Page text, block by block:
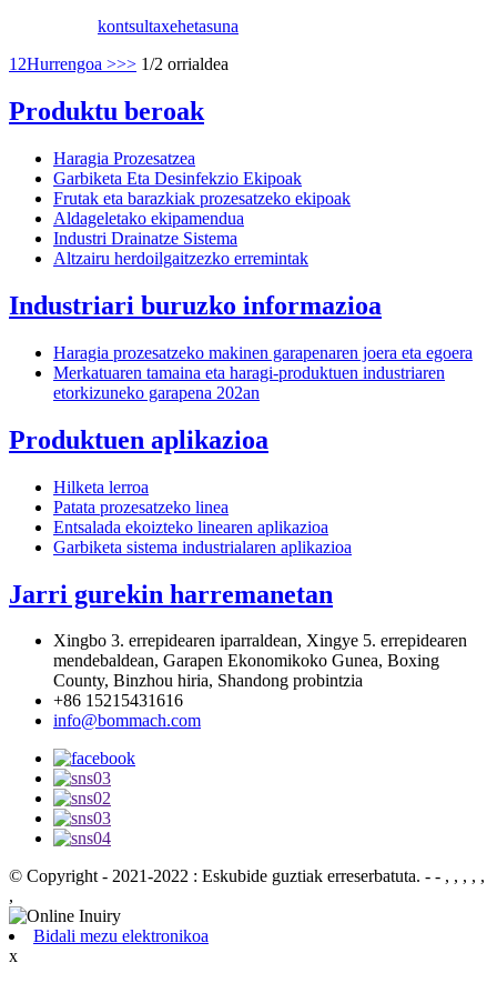
kontsultaxehetasuna
1 2Hurrengoa >>> 1/2 orrialdea
Produktu beroak
Haragia Prozesatzea
Garbiketa Eta Desinfekzio Ekipoak
Frutak eta barazkiak prozesatzeko ekipoak
Aldageletako ekipamendua
Industri Drainatze Sistema
Altzairu herdoilgaitzezko erremintak
Industriari buruzko informazioa
Haragia prozesatzeko makinen garapenaren joera eta egoera
Merkatuaren tamaina eta haragi-produktuen industriaren
etorkizuneko garapena 202an
Produktuen aplikazioa
Hilketa lerroa
Patata prozesatzeko linea
Entsalada ekoizteko linearen aplikazioa
Garbiketa sistema industrialaren aplikazioa
Jarri gurekin harremanetan
Xingbo 3. errepidearen iparraldean, Xingye 5. errepidearen
mendebaldean, Garapen Ekonomikoko Gunea, Boxing
County, Binzhou hiria, Shandong probintzia
+86 15215431616
info@bommach.com
© Copyright - 2021-2022 : Eskubide guztiak erreserbatuta. - - , , , , ,
,
Bidali mezu elektronikoa
x